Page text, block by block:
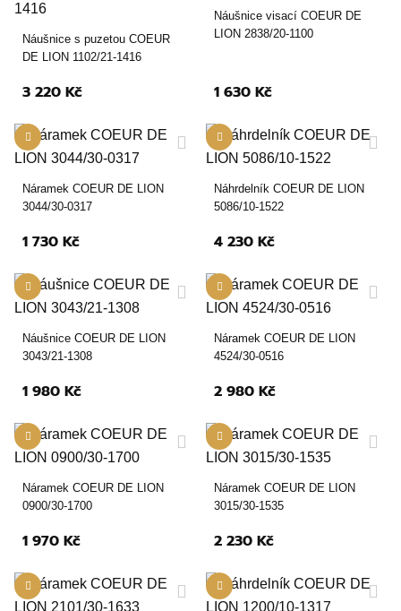
Náušnice s puzetou COEUR
DE LION 1102/21-1416
3 220 Kč
Náušnice visací COEUR DE
LION 2838/20-1100
1 630 Kč
Náramek COEUR DE LION
3044/30-0317
1 730 Kč
Náhrdelník COEUR DE LION
5086/10-1522
4 230 Kč
Náušnice COEUR DE LION
3043/21-1308
1 980 Kč
Náramek COEUR DE LION
4524/30-0516
2 980 Kč
Náramek COEUR DE LION
0900/30-1700
1 970 Kč
Náramek COEUR DE LION
3015/30-1535
2 230 Kč